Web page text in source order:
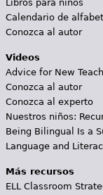
Libros para niños
Calendario de
Conozca al autor
Videos
Advice for New
Conozca al autor
Conozca al experto
Nuestros niños:
Being Bilingual Is a
Language and
Más recursos
ELL Classroom